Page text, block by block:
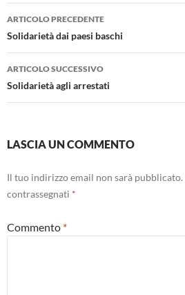
Navigazione
articolo
ARTICOLO PRECEDENTE
Solidarietà dai paesi baschi
ARTICOLO SUCCESSIVO
Solidarietà agli arrestati
LASCIA UN COMMENTO
Il tuo indirizzo email non sarà pubblicato.
contrassegnati *
Commento *